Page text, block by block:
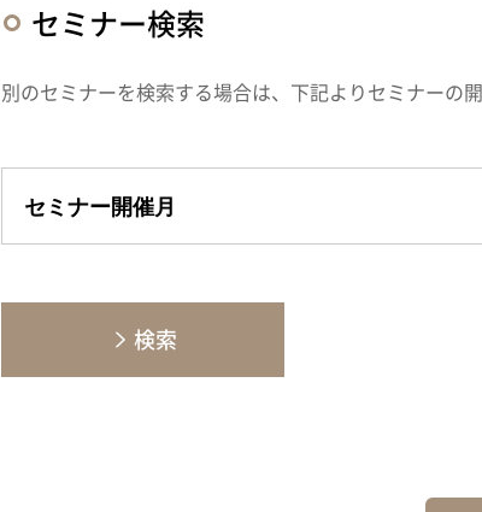
セミナー検索
別のセミナーを検索する場合は、下記よりセミナーの
検索